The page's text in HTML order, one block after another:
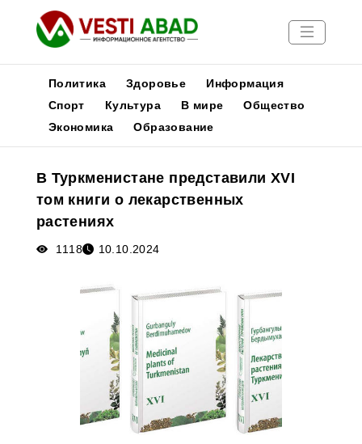
Новости
Медиа
Афиша
Политика Здоровье
Информация
Спорт
Культура В мире
Общество
Экономика
Образование
В Туркменистане представили XVI
том книги о лекарственных
растениях
1118 10.10.2024